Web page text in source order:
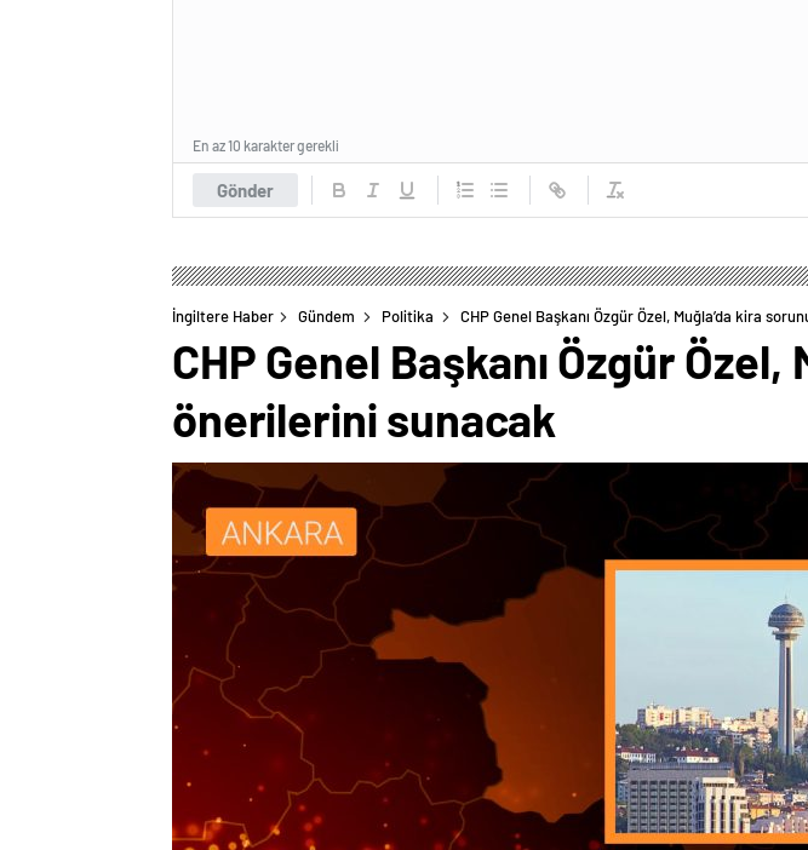
Gönder
En az 10 karakter gerekli
İngiltere Haber Gündem Politika CHP Genel Başkanı Özgür Özel, Muğla’da kira
CHP Genel Başkanı Özgür
önerilerini sunacak